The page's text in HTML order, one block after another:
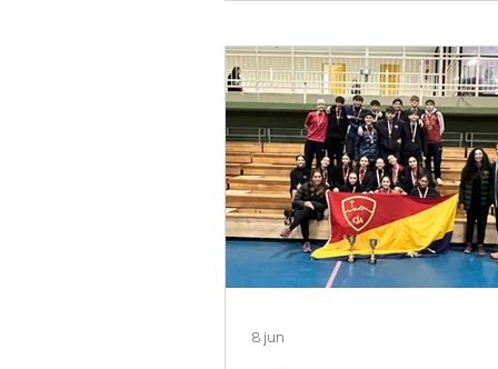
con el mensaje ignaciano y
Proyecto Educativo,
nuestra misión como
católico. Además, durante
celebración dimos inicio al
Solidaridad, que viviremos
agosto con distintas
para ayudar a quienes
neces
8 jun